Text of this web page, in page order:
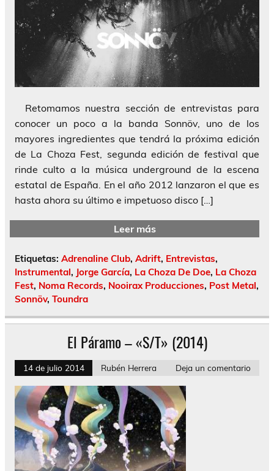
Retomamos nuestra sección de entrevistas para
conocer un poco a la banda Sonnöv, uno de los
mayores ingredientes que tendrá la próxima edición
de La Choza Fest, segunda edición de festival que
rinde culto a la música underground de la escena
estatal de España. En el año 2012 lanzaron el que es
hasta ahora su último e impetuoso disco […]
Leer más
Etiquetas: Adrenaline Club, Adrift, Entrevistas,
Instrumental, Jorge García, La Choza De Doe, La Choza
Fest, Noma Records, Nooirax Producciones, Post Metal,
Sonnöv, Toundra
El Páramo – «S/T» (2014)
14 de julio 2014 Rubén Herrera Deja un comentario